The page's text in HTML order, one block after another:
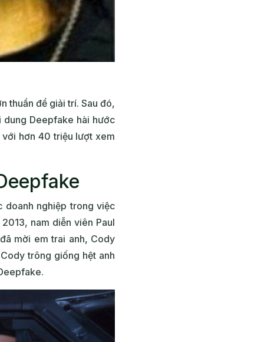
thuần để giải trí. Sau đó,
dung Deepfake hài hước
hơn 40 triệu lượt xem
doanh nghiệp trong việc
nam diễn viên Paul
mời em trai anh, Cody
trông giống hệt anh